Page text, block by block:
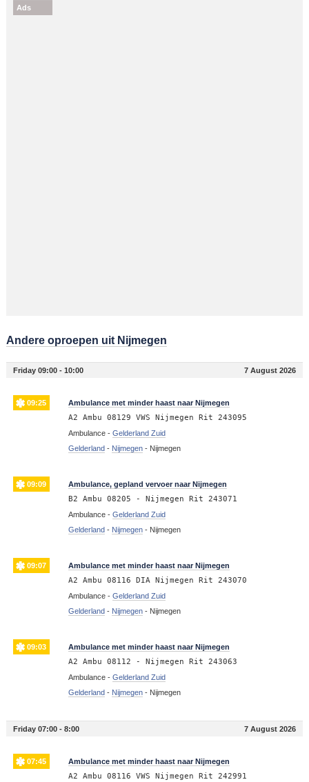
Ads
Andere oproepen uit Nijmegen
Friday 09:00 - 10:00 7 August 2026
09:25 Ambulance met minder haast naar Nijmegen
A2 Ambu 08129 VWS Nijmegen Rit 243095
Ambulance - Gelderland Zuid
Gelderland- Nijmegen- Nijmegen
09:09 Ambulance, gepland vervoer naar Nijmegen
B2 Ambu 08205 - Nijmegen Rit 243071
Ambulance - Gelderland Zuid
Gelderland- Nijmegen- Nijmegen
09:07 Ambulance met minder haast naar Nijmegen
A2 Ambu 08116 DIA Nijmegen Rit 243070
Ambulance - Gelderland Zuid
Gelderland- Nijmegen- Nijmegen
09:03 Ambulance met minder haast naar Nijmegen
A2 Ambu 08112 - Nijmegen Rit 243063
Ambulance - Gelderland Zuid
Gelderland- Nijmegen- Nijmegen
Friday 07:00 - 8:00 7 August 2026
07:45 Ambulance met minder haast naar Nijmegen
A2 Ambu 08116 VWS Nijmegen Rit 242991